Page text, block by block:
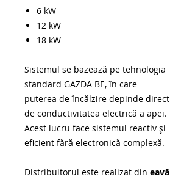
6 kW
12 kW
18 kW
Sistemul se bazează pe tehnologia
standard GAZDA BE, în care
puterea de încălzire depinde direct
de conductivitatea electrică a apei.
Acest lucru face sistemul reactiv şi
eficient fără electronică complexă.
Distribuitorul este realizat din eavă